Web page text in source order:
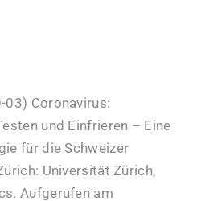
03) Coronavirus:
und Einfrieren – Eine
für die Schweizer
Universität Zürich,
Aufgerufen am